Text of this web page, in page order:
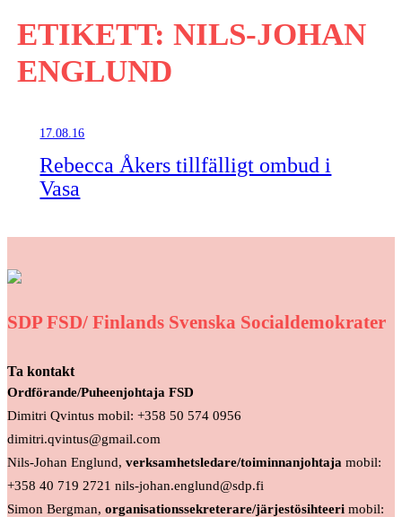
ETIKETT: NILS-JOHAN
ENGLUND
17.08.16
Rebecca Åkers tillfälligt ombud i
Vasa
SDP FSD/ Finlands Svenska Socialdemokrater
Ta kontakt
Ordförande/Puheenjohtaja FSD
Dimitri Qvintus mobil: +358 50 574 0956
dimitri.qvintus@gmail.com
Nils-Johan Englund, verksamhetsledare/toiminnanjohtaja mobil:
+358 40 719 2721 nils-johan.englund@sdp.fi
Simon Bergman, organisationssekreterare/järjestösihteeri mobil: